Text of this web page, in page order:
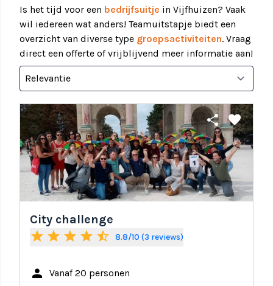
Is het tijd voor een bedrijfsuitje in Vijfhuizen? Vaak
wil iedereen wat anders! Teamuitstapje biedt een
overzicht van diverse type groepsactiviteiten. Vraag
direct een offerte of vrijblijvend meer informatie aan!
share favorite
City challenge
star star star star star_half 8.8/10 (3 reviews)
person Vanaf 20 personen